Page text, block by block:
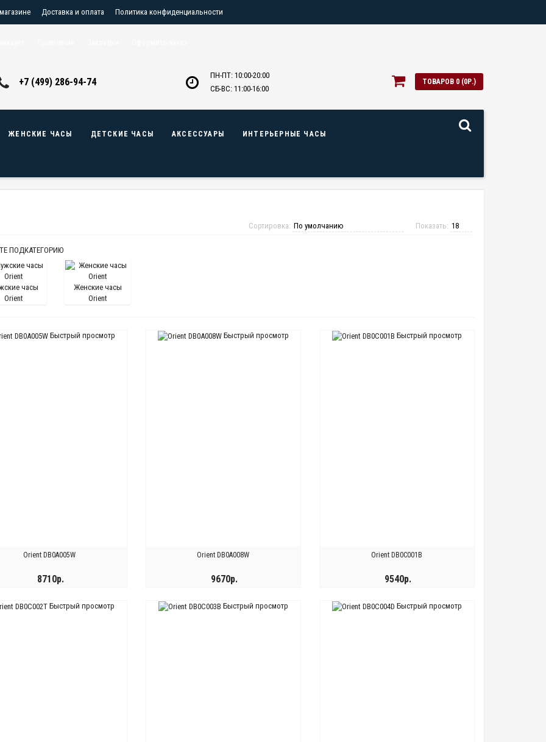
Доставка и оплата Политика конфиденциальности
+7 (499) 286-94-74
ПН-ПТ: 10:00-20:00
СБ-ВС: 11:00-16:00
ТОВАРОВ 0 (0Р.)
ЖЕНСКИЕ ЧАСЫ ДЕТСКИЕ ЧАСЫ АКСЕССУАРЫ ИНТЕРЬЕРНЫЕ ЧАСЫ
Показать:
Сортировка:
ПОДКАТЕГОРИЮ
часы
Orient
Женские часы
Orient
Быстрый просмотр
Orient DB0A005W
8710р.
КУПИТЬ
Быстрый просмотр
Orient DB0A008W
9670р.
КУПИТЬ
Быстрый просмотр
Orient DB0C001B
9540р.
КУПИТЬ
Быстрый просмотр Быстрый просмотр Быстрый просмотр